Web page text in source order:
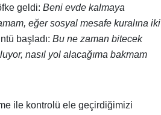
geldi: Beni evde kalmaya
eğer sosyal mesafe kuralına iki
başladı: Bu ne zaman bitecek
nasıl yol alacağıma bakmam
ile kontrolü ele geçirdiğimizi